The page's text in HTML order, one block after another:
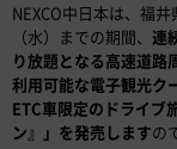
NEXCO中日本は、福
（水）までの期間、 連
り放題となる高速道路
利用可能な電子観光ク
ETC車限定のドライブ
ン』」を発売しますの